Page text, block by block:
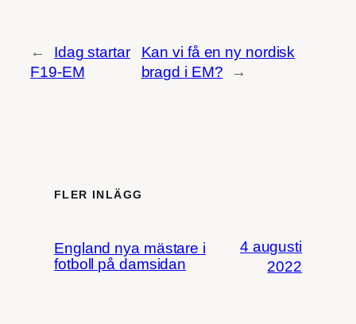
←
Idag startar
F19-EM
Kan vi få en ny nordisk
bragd i EM?
→
FLER INLÄGG
England nya mästare i
fotboll på damsidan
4 augusti
2022